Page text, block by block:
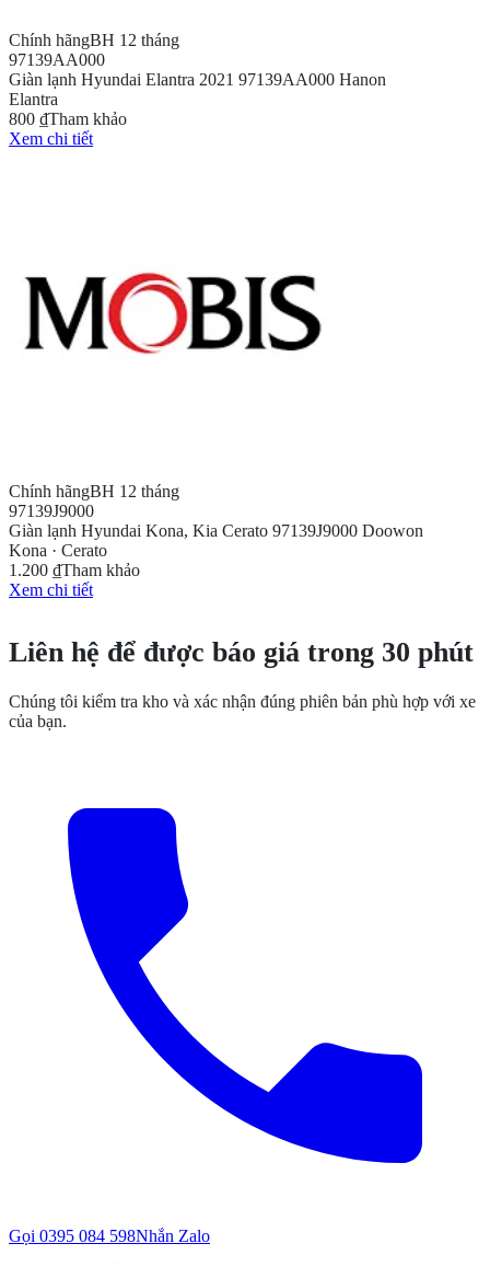
Chính hãngBH 12 tháng
97139AA000
Giàn lạnh Hyundai Elantra 2021 97139AA000 Hanon
Elantra
800 ₫Tham khảo
Xem chi tiết
Chính hãngBH 12 tháng
97139J9000
Giàn lạnh Hyundai Kona, Kia Cerato 97139J9000 Doowon
Kona · Cerato
1.200 ₫Tham khảo
Xem chi tiết
Liên hệ để được báo giá trong 30 phút
Chúng tôi kiểm tra kho và xác nhận đúng phiên bản phù hợp với xe
của bạn.
Gọi 0395 084 598Nhắn Zalo